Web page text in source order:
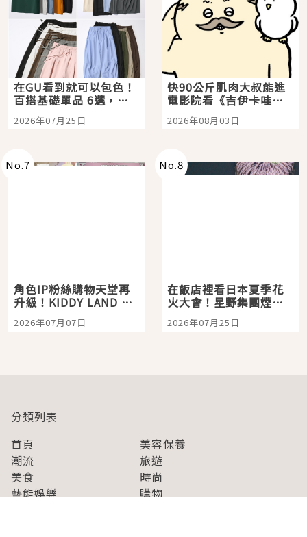
在GU看到就可以包色！
百搭基礎單品 6選，閉
眼全收也不心疼
2026年07月25日
快90公斤肌肉大叔能進
電影院看《吉伊卡哇》
嗎？日本重金屬樂團
「打首」會長與nagano
2026年08月03日
No.7
角色IP粉絲購物天堂再
升級！KIDDY LAND 原
宿店吉伊卡哇迎客，新
開幕 OMOKADO 店3分
2026年07月07日
No.8
在飯店裡看日本夏季花
火大會！星野集團煙火
景觀飯店6選，讓你不用
人擠人悠閒欣賞
2026年07月25日
分類列表
首頁
美容保養
潮流
旅遊
美食
時尚
藝能娛樂
購物